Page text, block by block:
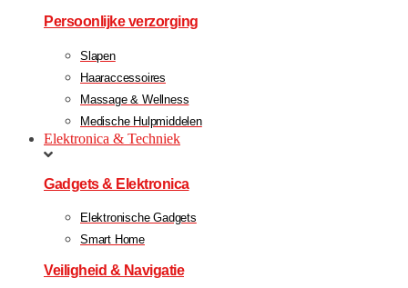
Persoonlijke verzorging
Slapen
Haaraccessoires
Massage & Wellness
Medische Hulpmiddelen
Elektronica & Techniek
Gadgets & Elektronica
Elektronische Gadgets
Smart Home
Veiligheid & Navigatie